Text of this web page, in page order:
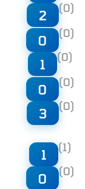
2 (0)
0 (0)
1 (0)
0 (0)
3 (0)
1 (1)
0 (0)